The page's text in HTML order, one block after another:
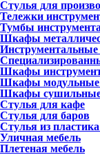
Стулья для
Тележки
Тумбы
Шкафы
Шкафы
Шкафы модульные
Шкафы
Стулья для кафе
Стулья для баров
Стулья из
Уличная мебель
Плетеная мебель